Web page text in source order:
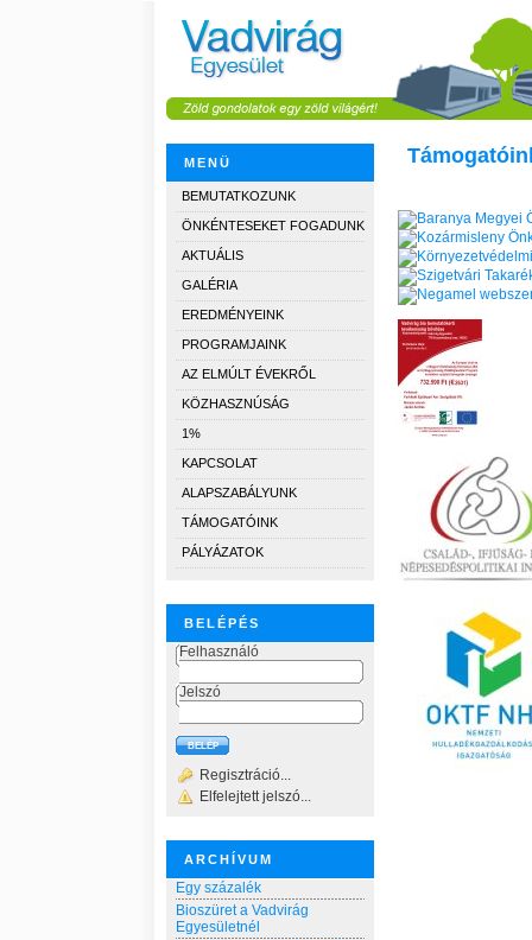
MENÜ
BEMUTATKOZUNK
ÖNKÉNTESEKET FOGADUNK
AKTUÁLIS
GALÉRIA
EREDMÉNYEINK
PROGRAMJAINK
AZ ELMÚLT ÉVEKRŐL
KÖZHASZNÚSÁG
1%
KAPCSOLAT
ALAPSZABÁLYUNK
TÁMOGATÓINK
PÁLYÁZATOK
BELÉPÉS
Felhasználó
Jelszó
Regisztráció...
Elfelejtett jelszó...
ARCHÍVUM
Egy százalék
Bioszüret a Vadvirág
Egyesületnél